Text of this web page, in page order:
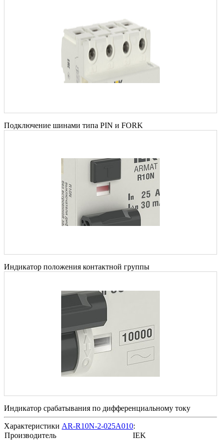
Подключение шинами типа PIN и FORK
Индикатор положения контактной группы
Индикатор срабатывания по дифференциальному току
Характеристики AR-R10N-2-025A010:
Производитель
IEK